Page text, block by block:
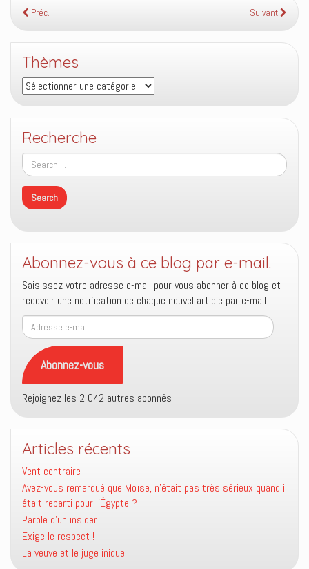
Préc. Suivant
Thèmes
Thèmes
Recherche
Abonnez-vous à ce blog par e-mail.
Saisissez votre adresse e-mail pour vous abonner à ce blog et
recevoir une notification de chaque nouvel article par e-mail.
Adresse
e-
mail
Abonnez-vous
Rejoignez les 2 042 autres abonnés
Articles récents
Vent contraire
Avez-vous remarqué que Moïse, n’était pas très sérieux quand il
était reparti pour l’Égypte ?
Parole d’un insider
Exige le respect !
La veuve et le juge inique